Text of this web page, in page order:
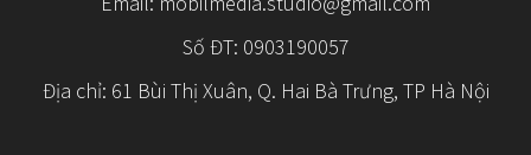
Số ĐT: 0903190057
Địa chỉ: 61 Bùi Thị Xuân, Q. Hai Bà Trưng, TP Hà Nội